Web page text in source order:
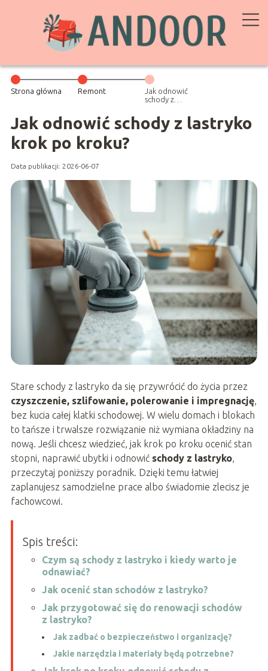
Strona główna Remont
Jak odnowić
schody z
kroku?
Jak odnowić schody z lastryko
krok po kroku?
Data publikacji: 2026-06-07
Stare schody z lastryko da się przywrócić do życia przez
czyszczenie, szlifowanie, polerowanie i impregnację,
bez kucia całej klatki schodowej. W wielu domach i blokach
to tańsze i trwalsze rozwiązanie niż wymiana okładziny na
nową. Jeśli chcesz wiedzieć, jak krok po kroku ocenić stan
stopni, naprawić ubytki i odnowić schody z lastryko,
przeczytaj poniższy poradnik. Dzięki temu łatwiej
zaplanujesz samodzielne prace albo świadomie zlecisz je
fachowcowi.
Spis treści:
Czym są schody z lastryko i kiedy warto je
odnawiać?
Jak ocenić stan schodów z lastryko?
Jak przygotować się do renowacji schodów
z lastryko?
Jak zadbać o bezpieczeństwo i organizację?
Jakie narzędzia i materiały będą potrzebne?